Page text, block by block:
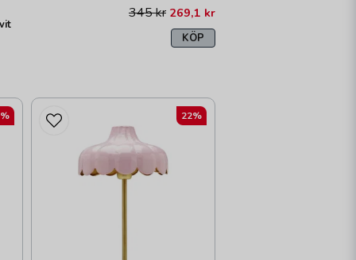
345 kr 269,1 kr
KÖP
22%